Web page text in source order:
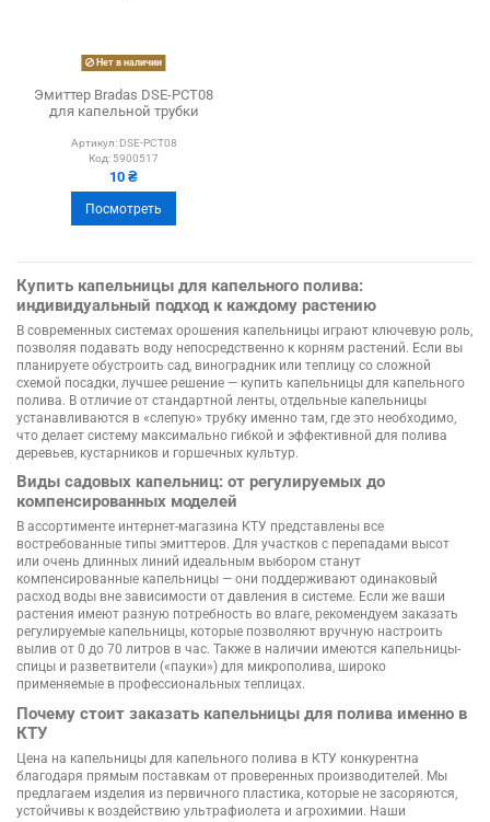
Нет в наличии
Эмиттер Bradas DSE-PCT08
для капельной трубки
Артикул: DSE-PCT08
Код: 5900517
10 ₴
Посмотреть
Купить капельницы для капельного полива:
индивидуальный подход к каждому растению
В современных системах орошения капельницы играют ключевую роль,
позволяя подавать воду непосредственно к корням растений. Если вы
планируете обустроить сад, виноградник или теплицу со сложной
схемой посадки, лучшее решение — купить капельницы для капельного
полива. В отличие от стандартной ленты, отдельные капельницы
устанавливаются в «слепую» трубку именно там, где это необходимо,
что делает систему максимально гибкой и эффективной для полива
деревьев, кустарников и горшечных культур.
Виды садовых капельниц: от регулируемых до
компенсированных моделей
В ассортименте интернет-магазина КТУ представлены все
востребованные типы эмиттеров. Для участков с перепадами высот
или очень длинных линий идеальным выбором станут
компенсированные капельницы — они поддерживают одинаковый
расход воды вне зависимости от давления в системе. Если же ваши
растения имеют разную потребность во влаге, рекомендуем заказать
регулируемые капельницы, которые позволяют вручную настроить
вылив от 0 до 70 литров в час. Также в наличии имеются капельницы-
спицы и разветвители («пауки») для микрополива, широко
применяемые в профессиональных теплицах.
Почему стоит заказать капельницы для полива именно в
КТУ
Цена на капельницы для капельного полива в КТУ конкурентна
благодаря прямым поставкам от проверенных производителей. Мы
предлагаем изделия из первичного пластика, которые не засоряются,
устойчивы к воздействию ультрафиолета и агрохимии. Наши